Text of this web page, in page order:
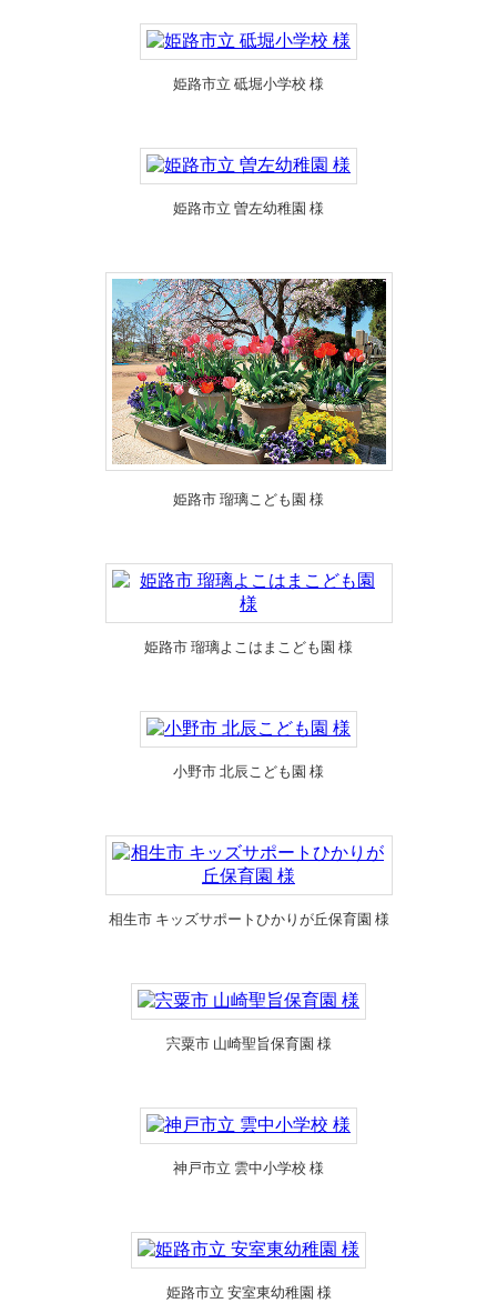
姫路市立 砥堀小学校 様
姫路市立 曽左幼稚園 様
姫路市 瑠璃こども園 様
姫路市 瑠璃よこはまこども園 様
小野市 北辰こども園 様
相生市 キッズサポートひかりが丘保育園 様
宍粟市 山崎聖旨保育園 様
神戸市立 雲中小学校 様
姫路市立 安室東幼稚園 様